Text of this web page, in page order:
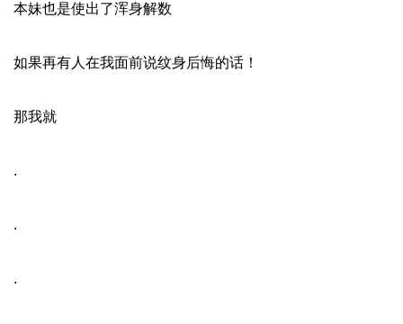
本妹也是使出了浑身解数
如果再有人在我面前说纹身后悔的话！
那我就
.
.
.